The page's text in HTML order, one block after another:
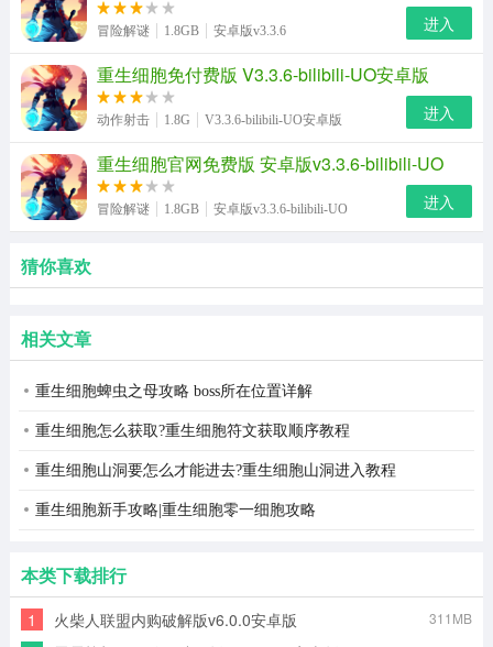
冒险解谜 1.8GB 安卓版v3.3.6 进入
重生细胞免付费版 V3.3.6-bilibili-UO安卓版
动作射击 1.8G V3.3.6-bilibili-UO安卓版 进入
重生细胞官网免费版 安卓版v3.3.6-bilibili-UO
冒险解谜 1.8GB 安卓版v3.3.6-bilibili-UO 进入
猜你喜欢
相关文章
重生细胞蜱虫之母攻略 boss所在位置详解
重生细胞怎么获取?重生细胞符文获取顺序教程
重生细胞山洞要怎么才能进去?重生细胞山洞进入教程
重生细胞新手攻略|重生细胞零一细胞攻略
本类下载排行
1 火柴人联盟内购破解版v6.0.0安卓版 311MB